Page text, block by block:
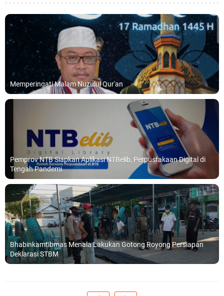
Memperingati Malam Nuzulul Qur'an
Pemprov NTB Siapkan Aplikasi NTBelib, Perpustakaan Digital di
Tengah Pandemi
Bhabinkamtibmas Menala Lakukan Gotong Royong Persiapan
Deklarasi STBM